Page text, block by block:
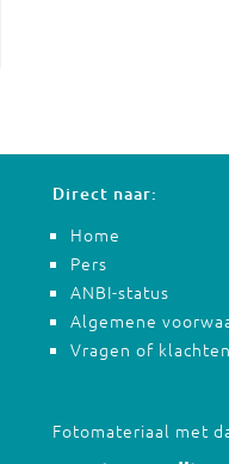
Direct naar:
Home
Pers
ANBI-status
Algemene
Vragen of klachten
Fotomateriaal met